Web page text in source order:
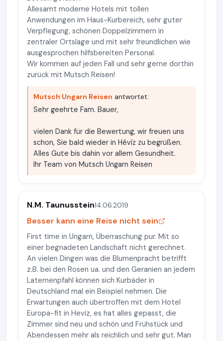
Allesamt moderne Hotels mit tollen
Anwendungen im Haus-Kurbereich, sehr guter
Verpflegung, schönen Doppelzimmern in
zentraler Ortslage und mit sehr freundlichen wie
ausgesprochen hilfsbereiten Personal.
Wir kommen auf jeden Fall und sehr gerne dorthin
zurück mit Mutsch Reisen!
Mutsch Ungarn Reisen antwortet:
Sehr geehrte Fam. Bauer,
vielen Dank für die Bewertung, wir freuen uns
schon, Sie bald wieder in Hévíz zu begrüßen.
Alles Gute bis dahin vor allem Gesundheit.
Ihr Team von Mutsch Ungarn Reisen
N.M. Taunusstein14.06.2019
Besser kann eine Reise nicht sein
First time in Ungarn, Überraschung pur. Mit so
einer begnadeten Landschaft nicht gerechnet.
An vielen Dingen was die Blumenpracht betrifft
z.B. bei den Rosen ua. und den Geranien an jedem
Laternenpfahl können sich Kurbäder in
Deutschland mal ein Beispiel nehmen. Die
Erwartungen auch übertroffen mit dem Hotel
Europa-fit in Heviz, es hat alles gepasst, die
Zimmer sind neu und schön und Frühstück und
Abendessen mehr als reichlich und sehr gut. Man